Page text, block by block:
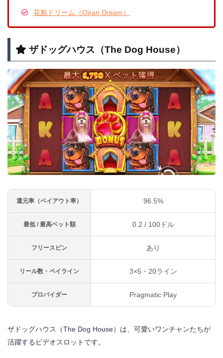
花魁ドリーム（Oiran Dream）
ザドッグハウス（The Dog House）
還元率（ペイアウト率） 96.5%
最低 / 最高ベット額 0.2 / 100ドル
フリースピン あり
リール数・ペイライン 3×5・20ライン
プロバイダー Pragmatic Play
ザドッグハウス（The Dog House）は、可愛いワンチャンたちが
活躍するビデオスロットです。